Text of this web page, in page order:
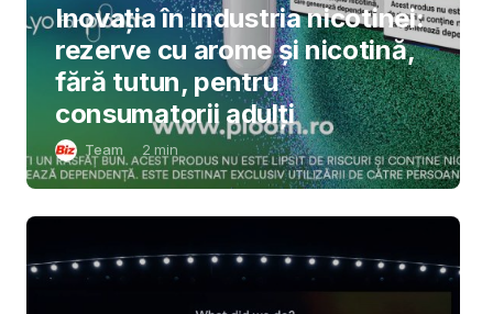
Inovația în industria nicotinei:
rezerve cu arome și nicotină,
fără tutun, pentru
consumatorii adulți
Team 2 min